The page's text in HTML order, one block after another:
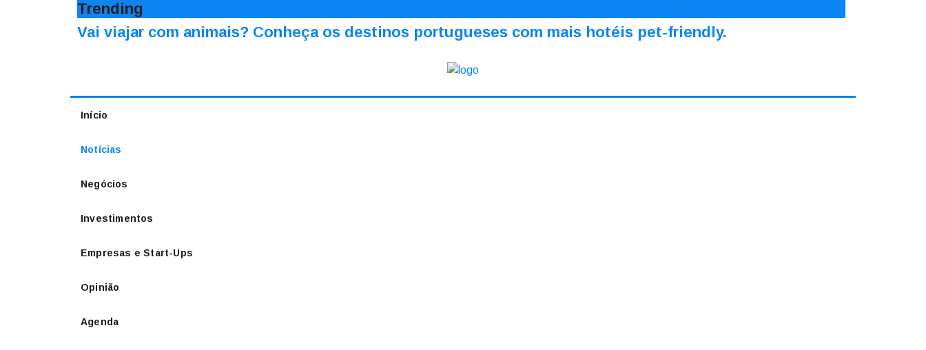
Trending
Vai viajar com animais? Conheça os destinos portugueses com mais hotéis pet-friendly.
Início
Notícias
Negócios
Investimentos
Empresas e Start-Ups
Opinião
Agenda